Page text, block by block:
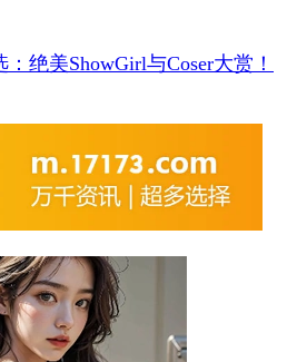
绝美ShowGirl与Coser大赏！